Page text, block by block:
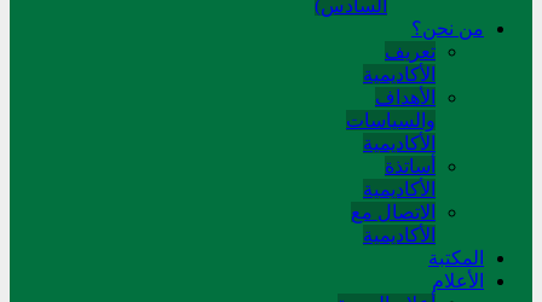
السادس)
من نحن؟
تعريف
الأكاديمية
الأهداف
والسياسات
الأكاديمية
أساتذة
الأكاديمية
الاتصال مع
الأكاديمية
المکتبة
الأعلام